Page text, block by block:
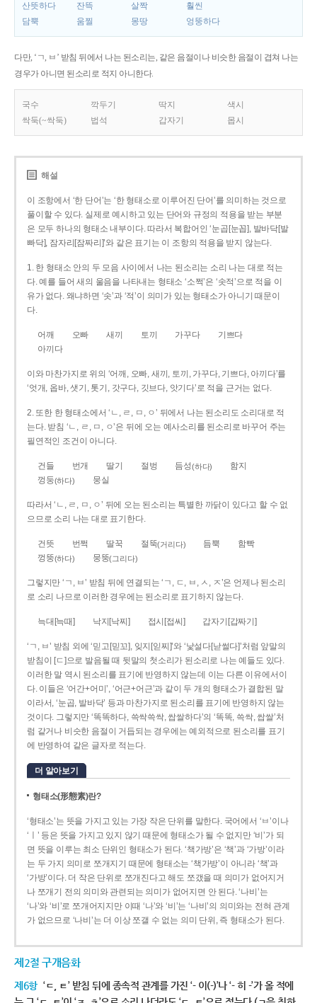
산뜻하다 잔뜩 살짝
훨씬
담뿍
움찔 몽땅 엉뚱하다
다만, ‘ㄱ, ㅂ’ 받침 뒤에서 나는 된소리는, 같은 음절이나 비슷한 음절이 겹쳐 나는
경우가 아니면 된소리로 적지 아니한다.
국수 깍두기 딱지
색시
싹둑(~싹둑)
법석 갑자기 몹시
해설
이 조항에서 ‘한 단어’는 ‘한 형태소로 이루어진 단어’를 의미하는 것으로
풀이할 수 있다. 실제로 예시하고 있는 단어와 규정의 적용을 받는 부분
은 모두 하나의 형태소 내부이다. 따라서 복합어인 ‘눈곱[눈꼽], 발바닥[발
빠닥], 잠자리[잠짜리]’와 같은 표기는 이 조항의 적용을 받지 않는다.
1. 한 형태소 안의 두 모음 사이에서 나는 된소리는 소리 나는 대로 적는
다. 예를 들어 새의 울음을 나타내는 형태소 ‘소쩍’은 ‘솟적’으로 적을 이
유가 없다. 왜냐하면 ‘솟’과 ‘적’이 의미가 있는 형태소가 아니기 때문이
다.
어깨 오빠 새끼 토끼 가꾸다
기쁘다
아끼다
이와 마찬가지로 위의 ‘어깨, 오빠, 새끼, 토끼, 가꾸다, 기쁘다, 아끼다’를
‘엇개, 옵바, 샛기, 톳기, 갓구다, 깃브다, 앗기다’로 적을 근거는 없다.
2. 또한 한 형태소에서 ‘ㄴ, ㄹ, ㅁ, ㅇ’ 뒤에서 나는 된소리도 소리대로 적
는다. 받침 ‘ㄴ, ㄹ, ㅁ, ㅇ’은 뒤에 오는 예사소리를 된소리로 바꾸어 주는
필연적인 조건이 아니다.
건들 번개 딸기 절벙 듬성(하다)
함지
껑둥(하다) 뭉실
따라서 ‘ㄴ, ㄹ, ㅁ, ㅇ’ 뒤에 오는 된소리는 특별한 까닭이 있다고 할 수 없
으므로 소리 나는 대로 표기한다.
건뜻 번쩍 딸꾹 절뚝(거리다) 듬뿍
함빡
껑뚱(하다) 뭉뚱(그리다)
그렇지만 ‘ㄱ, ㅂ’ 받침 뒤에 연결되는 ‘ㄱ, ㄷ, ㅂ, ㅅ, ㅈ’은 언제나 된소리
로 소리 나므로 이러한 경우에는 된소리로 표기하지 않는다.
늑대[늑때] 낙지[낙찌] 접시[접씨] 갑자기[갑짜기]
‘ㄱ, ㅂ’ 받침 외에 ‘믿고[믿꼬], 잊지[읻찌]’와 ‘낯설다[낟썰다]’처럼 앞말의
받침이 [ㄷ]으로 발음될 때 뒷말의 첫소리가 된소리로 나는 예들도 있다.
이러한 말 역시 된소리를 표기에 반영하지 않는데 이는 다른 이유에서이
다. 이들은 ‘어간+어미’, ‘어근+어근’과 같이 두 개의 형태소가 결합된 말
이라서, ‘눈곱, 발바닥’ 등과 마찬가지로 된소리를 표기에 반영하지 않는
것이다. 그렇지만 ‘똑똑하다, 쓱싹쓱싹, 쌉쌀하다’의 ‘똑똑, 쓱싹, 쌉쌀’처
럼 같거나 비슷한 음절이 거듭되는 경우에는 예외적으로 된소리를 표기
에 반영하여 같은 글자로 적는다.
더 알아보기
형태소(形態素)란?
‘형태소’는 뜻을 가지고 있는 가장 작은 단위를 말한다. 국어에서 ‘ㅂ’이나
‘ㅣ’ 등은 뜻을 가지고 있지 않기 때문에 형태소가 될 수 없지만 ‘비’가 되
면 뜻을 이루는 최소 단위인 형태소가 된다. ‘책가방’은 ‘책’과 ‘가방’이라
는 두 가지 의미로 쪼개지기 때문에 형태소는 ‘책가방’이 아니라 ‘책’과
‘가방’이다. 더 작은 단위로 쪼개진다고 해도 쪼갰을 때 의미가 없어지거
나 쪼개기 전의 의미와 관련되는 의미가 없어지면 안 된다. ‘나비’는
‘나’와 ‘비’로 쪼개어지지만 이때 ‘나’와 ‘비’는 ‘나비’의 의미와는 전혀 관계
가 없으므로 ‘나비’는 더 이상 쪼갤 수 없는 의미 단위, 즉 형태소가 된다.
제2절 구개음화
제6항 ‘ㄷ, ㅌ’ 받침 뒤에 종속적 관계를 가진 ‘- 이(-)’나 ‘- 히 -’가 올 적에